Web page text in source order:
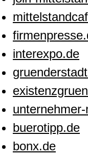
interexpo.de
buerotipp.de
bonx.de